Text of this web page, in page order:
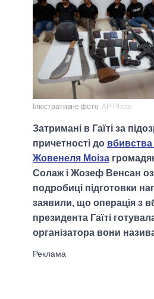
Ілюстративне фото AP Photo
Затримані в Гаїті за
причетності до
Жовенеля Моіза
Солаж і Жозеф Венсан
подробиці підготовки
заявили, що операція з
президента Гаїті
організатора вони